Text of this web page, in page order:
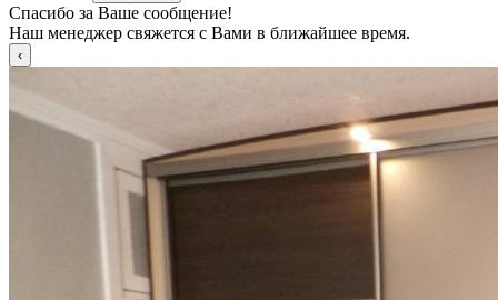
Спасибо за Ваше сообщение!
Наш менеджер свяжется с Вами в ближайшее время.